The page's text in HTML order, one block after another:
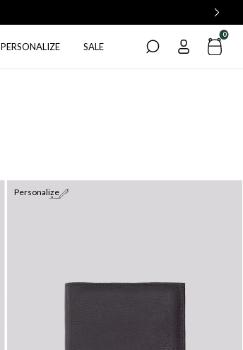
PERSONALIZE SALE
0
Personalize